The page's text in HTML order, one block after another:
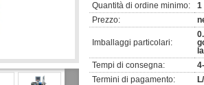
Quantità di ordine minimo:
1
Prezzo:
Imballaggi particolari:
Tempi di consegna:
Termini di pagamento: